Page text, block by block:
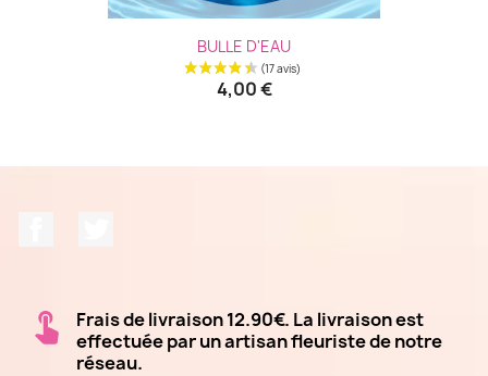
BULLE D'EAU
4,00 €
Frais de livraison 12.90€. La livraison est
effectuée par un artisan fleuriste de notre
réseau.